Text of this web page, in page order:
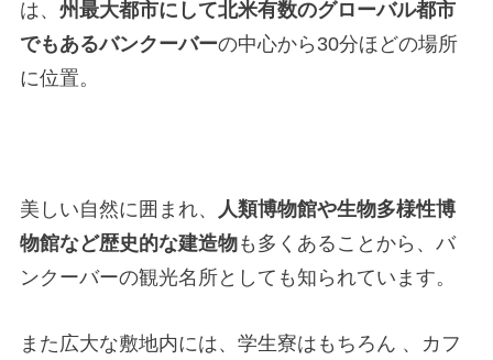
は、 州最大都市にして北米有数のグローバル都市
でもあるバンクーバーの中心から30分ほどの場所
に位置。
美しい自然に囲まれ、 人類博物館や生物多様性博
物館など歴史的な建造物も多くあることから、バ
ンクーバーの観光名所としても知られています。
また広大な敷地内には、学生寮はもちろん 、カフ